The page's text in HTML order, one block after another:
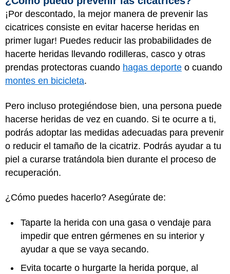
¡Por descontado, la mejor manera de prevenir las
cicatrices consiste en evitar hacerse heridas en
primer lugar! Puedes reducir las probabilidades de
hacerte heridas llevando rodilleras, casco y otras
prendas protectoras cuando hagas deporte o cuando
montes en bicicleta.
Pero incluso protegiéndose bien, una persona puede
hacerse heridas de vez en cuando. Si te ocurre a ti,
podrás adoptar las medidas adecuadas para prevenir
o reducir el tamaño de la cicatriz. Podrás ayudar a tu
piel a curarse tratándola bien durante el proceso de
recuperación.
¿Cómo puedes hacerlo? Asegúrate de:
Taparte la herida con una gasa o vendaje para
impedir que entren gérmenes en su interior y
ayudar a que se vaya secando.
Evita tocarte o hurgarte la herida porque, al